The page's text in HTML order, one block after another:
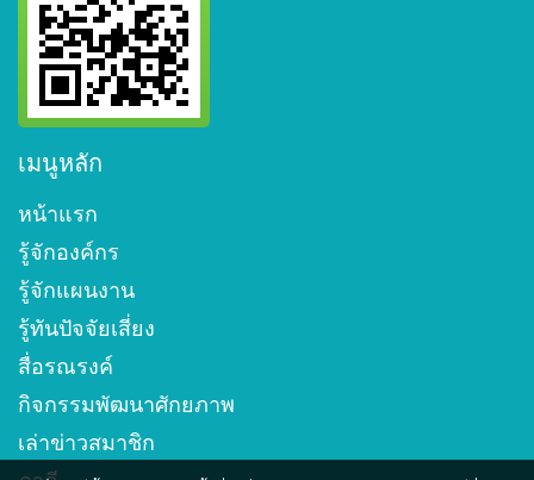
เมนูหลัก
หน้าแรก
รู้จักองค์กร
รู้จักแผนงาน
รู้ทันปัจจัยเสี่ยง
สื่อรณรงค์
กิจกรรมพัฒนาศักยภาพ
เล่าข่าวสมาชิก